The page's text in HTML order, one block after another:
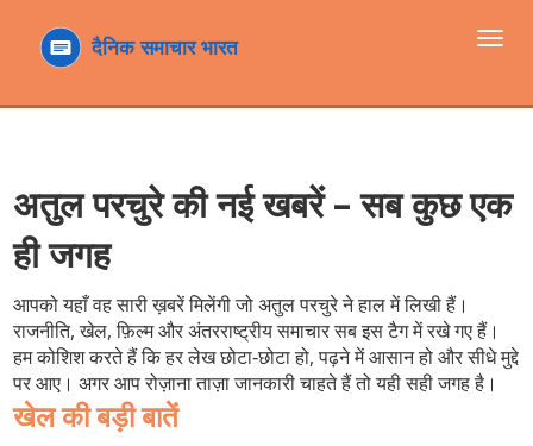
टॉगल
अतुल परचुरे की नई खबरें – सब कुछ एक
ही जगह
आपको यहाँ वह सारी ख़बरें मिलेंगी जो अतुल परचुरे ने हाल में लिखी हैं।
राजनीति, खेल, फ़िल्म और अंतरराष्ट्रीय समाचार सब इस टैग में रखे गए हैं।
हम कोशिश करते हैं कि हर लेख छोटा‑छोटा हो, पढ़ने में आसान हो और सीधे मुद्दे
पर आए। अगर आप रोज़ाना ताज़ा जानकारी चाहते हैं तो यही सही जगह है।
खेल की बड़ी बातें